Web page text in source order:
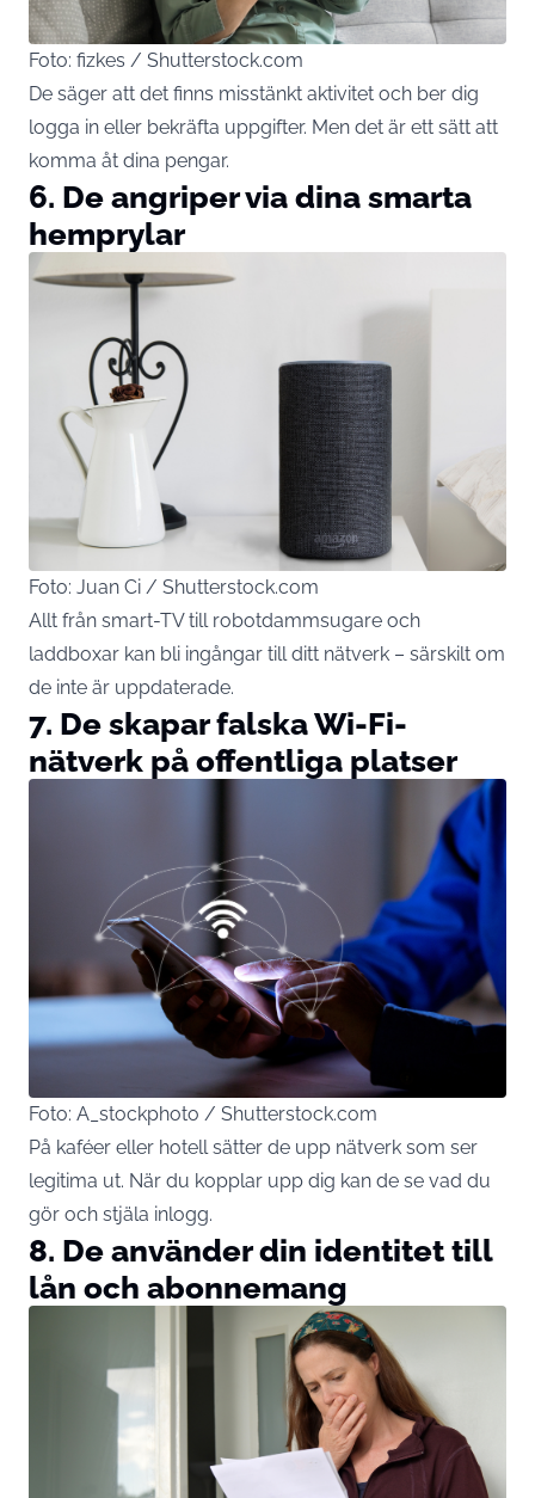
Foto: fizkes / Shutterstock.com
De säger att det finns misstänkt aktivitet och ber dig
logga in eller bekräfta uppgifter. Men det är ett sätt att
komma åt dina pengar.
6. De angriper via dina smarta
hemprylar
Foto: Juan Ci / Shutterstock.com
Allt från smart-TV till robotdammsugare och
laddboxar kan bli ingångar till ditt nätverk – särskilt om
de inte är uppdaterade.
7. De skapar falska Wi-Fi-
nätverk på offentliga platser
Foto: A_stockphoto / Shutterstock.com
På kaféer eller hotell sätter de upp nätverk som ser
legitima ut. När du kopplar upp dig kan de se vad du
gör och stjäla inlogg.
8. De använder din identitet till
lån och abonnemang